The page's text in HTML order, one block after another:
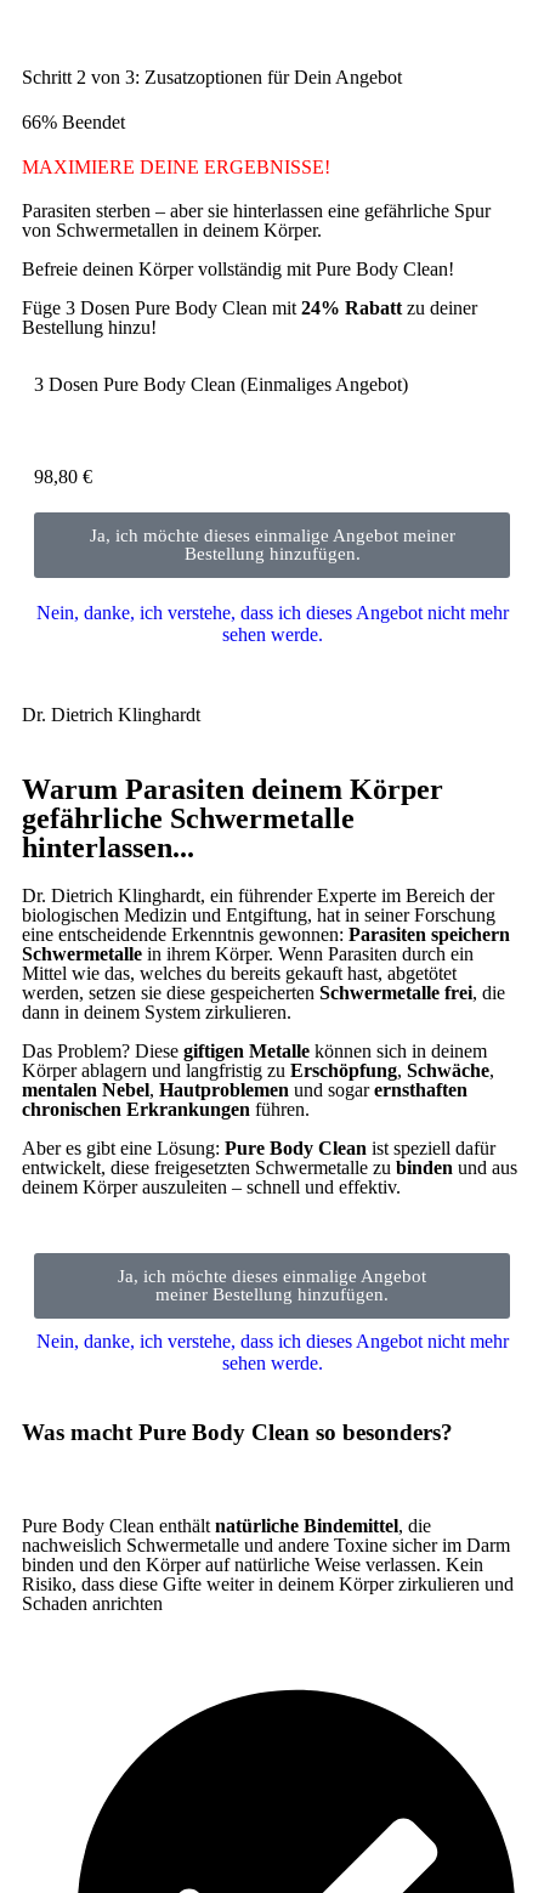
Schritt 2 von 3: Zusatzoptionen für Dein Angebot
66% Beendet
MAXIMIERE DEINE ERGEBNISSE!
Parasiten sterben – aber sie hinterlassen eine gefährliche Spur
von Schwermetallen in deinem Körper.
Befreie deinen Körper vollständig mit Pure Body Clean!
Füge 3 Dosen Pure Body Clean mit 24% Rabatt zu deiner
Bestellung hinzu!
3 Dosen Pure Body Clean (Einmaliges Angebot)
98,80 €
Ja, ich möchte dieses einmalige Angebot meiner
Bestellung hinzufügen.
Nein, danke, ich verstehe, dass ich dieses Angebot nicht mehr
sehen werde.
Dr. Dietrich Klinghardt
Warum Parasiten deinem Körper
gefährliche Schwermetalle
hinterlassen...
Dr. Dietrich Klinghardt, ein führender Experte im Bereich der
biologischen Medizin und Entgiftung, hat in seiner Forschung
eine entscheidende Erkenntnis gewonnen: Parasiten speichern
Schwermetalle in ihrem Körper. Wenn Parasiten durch ein
Mittel wie das, welches du bereits gekauft hast, abgetötet
werden, setzen sie diese gespeicherten Schwermetalle frei, die
dann in deinem System zirkulieren.
Das Problem? Diese giftigen Metalle können sich in deinem
Körper ablagern und langfristig zu Erschöpfung, Schwäche,
mentalen Nebel, Hautproblemen und sogarernsthaften
chronischen Erkrankungen führen.
Aber es gibt eine Lösung: Pure Body Clean ist speziell dafür
entwickelt, diese freigesetzten Schwermetalle zu binden und aus
deinem Körper auszuleiten – schnell und effektiv.
Ja, ich möchte dieses einmalige Angebot
meiner Bestellung hinzufügen.
Nein, danke, ich verstehe, dass ich dieses Angebot nicht mehr
sehen werde.
Was macht Pure Body Clean so besonders?
Pure Body Clean enthält natürliche Bindemittel, die
nachweislich Schwermetalle und andere Toxine sicher im Darm
binden und den Körper auf natürliche Weise verlassen. Kein
Risiko, dass diese Gifte weiter in deinem Körper zirkulieren und
Schaden anrichten